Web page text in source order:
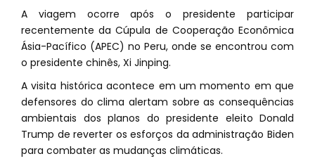
A viagem ocorre após o presidente participar
recentemente da Cúpula de Cooperação Econômica
Ásia-Pacífico (APEC) no Peru, onde se encontrou com
o presidente chinês, Xi Jinping.
A visita histórica acontece em um momento em que
defensores do clima alertam sobre as consequências
ambientais dos planos do presidente eleito Donald
Trump de reverter os esforços da administração Biden
para combater as mudanças climáticas.